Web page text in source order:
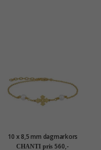
10 x 8,5 mm dagmarkors
perle armbånd i forgyldt
CHANTI pris 560,-